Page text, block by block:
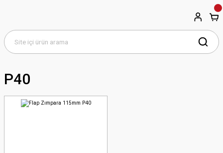
P40